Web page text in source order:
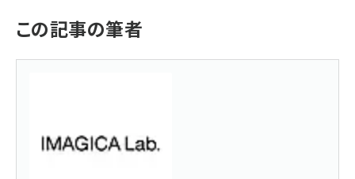
この記事の筆者